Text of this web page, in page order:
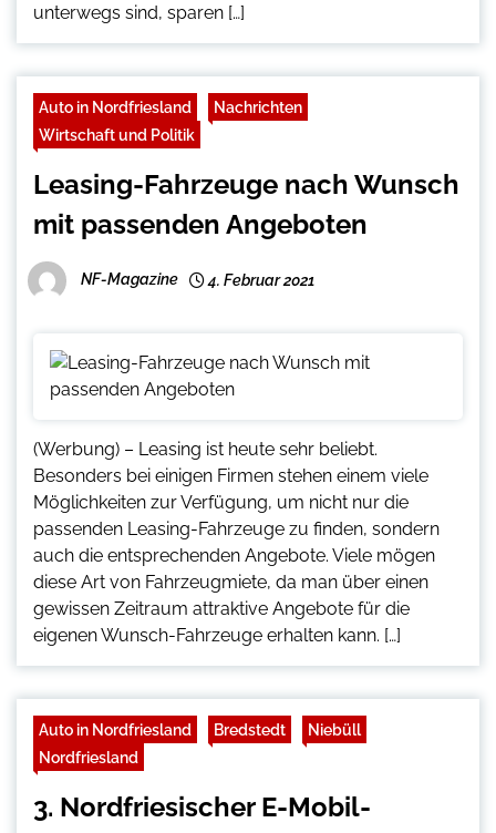
unterwegs sind, sparen […]
Auto in Nordfriesland
Nachrichten
Wirtschaft und Politik
Leasing-Fahrzeuge nach Wunsch
mit passenden Angeboten
NF-Magazine 4. Februar 2021
(Werbung) – Leasing ist heute sehr beliebt.
Besonders bei einigen Firmen stehen einem viele
Möglichkeiten zur Verfügung, um nicht nur die
passenden Leasing-Fahrzeuge zu finden, sondern
auch die entsprechenden Angebote. Viele mögen
diese Art von Fahrzeugmiete, da man über einen
gewissen Zeitraum attraktive Angebote für die
eigenen Wunsch-Fahrzeuge erhalten kann. […]
Auto in Nordfriesland Bredstedt
Niebüll
Nordfriesland
3. Nordfriesischer E-Mobil-